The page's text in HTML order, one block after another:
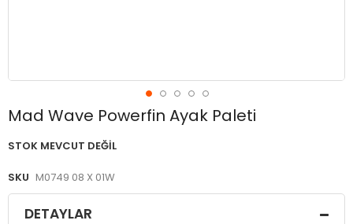
Mad Wave Powerfin Ayak Paleti
STOK MEVCUT DEĞIL
SKU M0749 08 X 01W
Resim
başlangıcına
DETAYLAR